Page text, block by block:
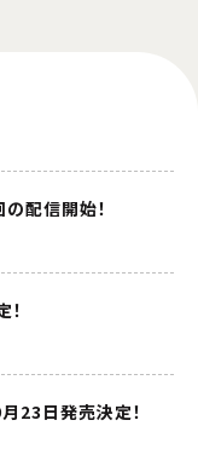
配信開始！
23日発売決定！